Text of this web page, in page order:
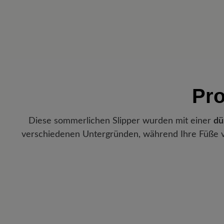
Diese sommerlichen Slipper wurden mit einer
verschiedenen Untergründen, während Ihre